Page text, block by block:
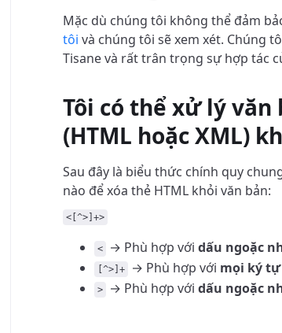
Mặc dù chúng tôi không thể đảm
tôi và chúng tôi sẽ xem xét. Chúng
Tisane và rất trân trọng sự hợp tác
Tôi có thể xử lý
(HTML hoặc XML)
Sau đây là biểu thức chính quy
nào để xóa thẻ HTML khỏi văn bản:
<[^>]+>
< → Phù hợp với dấu ngoặc
[^>]+ → Phù hợp với mọi ký
> → Phù hợp với dấu ngoặc